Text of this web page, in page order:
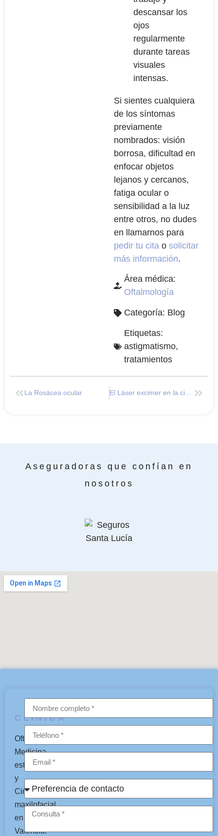
descansar los
ojos
regularmente
durante tareas
visuales
intensas.
Si sientes cualquiera
de los síntomas
previamente
nombrados: visión
borrosa, dificultad en
enfocar objetos
lejanos y cercanos,
fatiga ocular o
sensibilidad a la luz
entre otros, no dudes
en llamarnos para
pedir tu cita o solicitar
más información.
Área médica:
Oftalmología
Categoría: Blog
Etiquetas:
astigmatismo,
tratamientos
La Rosácea ocular El Láser excimer en la cirugía refractiva PRK
Aseguradoras que confían en
nosotros
CLÍNICA
Oftalmología,
Medicina
estética
y
Cirugía
maxilofacial
en
Valencia.